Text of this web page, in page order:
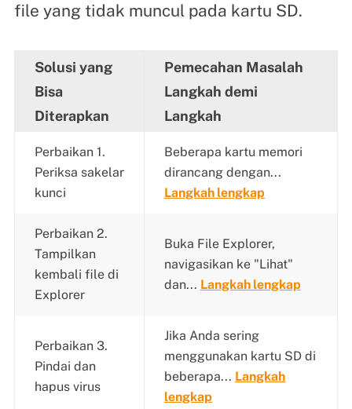
file yang tidak muncul pada kartu SD.
Solusi yang
Bisa
Diterapkan
Pemecahan Masalah
Langkah demi
Langkah
Perbaikan 1.
Periksa sakelar
kunci
Beberapa kartu memori
dirancang dengan...
Langkah lengkap
Perbaikan 2.
Tampilkan
kembali file di
Explorer
Buka File Explorer,
navigasikan ke "Lihat"
dan... Langkah lengkap
Perbaikan 3.
Pindai dan
hapus virus
Jika Anda sering
menggunakan kartu SD di
beberapa... Langkah
lengkap